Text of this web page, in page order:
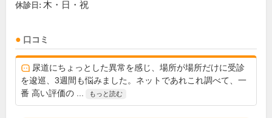
休診日: 木・日・祝
口コミ
尿道にちょっとした異常を感じ、場所が場所だけに受診
を逡巡、3週間も悩みました。ネットであれこれ調べて、一
番 高い評価の ...
もっと読む